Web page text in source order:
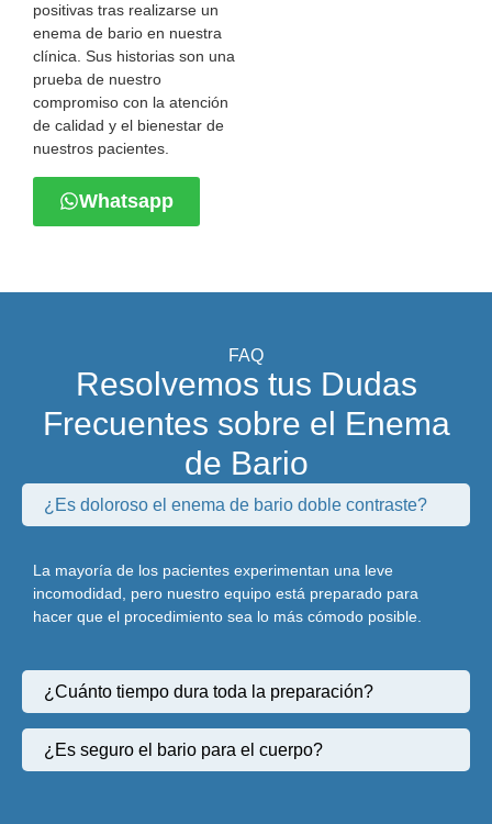
positivas tras realizarse un
enema de bario en nuestra
clínica. Sus historias son una
prueba de nuestro
compromiso con la atención
de calidad y el bienestar de
nuestros pacientes.
Whatsapp
FAQ
Resolvemos tus Dudas
Frecuentes sobre el Enema
de Bario
¿Es doloroso el enema de bario doble contraste?
La mayoría de los pacientes experimentan una leve
incomodidad, pero nuestro equipo está preparado para
hacer que el procedimiento sea lo más cómodo posible.
¿Cuánto tiempo dura toda la preparación?
¿Es seguro el bario para el cuerpo?